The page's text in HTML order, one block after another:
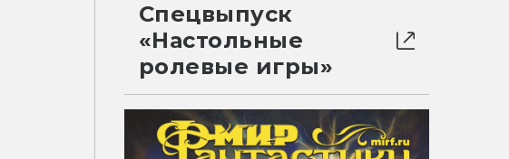
Спецвыпуск
«Настольные
ролевые игры»